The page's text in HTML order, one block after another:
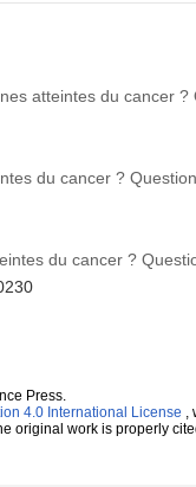
atteintes du cancer ?
du cancer ?
du cancer ?
Press.
4.0 International License ,
original work is properly